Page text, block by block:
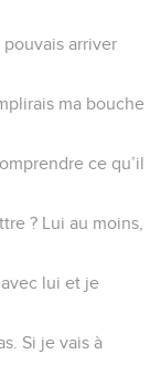
arriver
ma bouche
ce qu’il
? Lui au moins,
lui et je
Si je vais à